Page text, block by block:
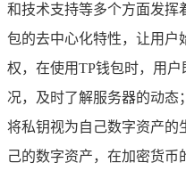
和技术支持等多个方面发挥
包的去中心化特性，让用户
权，在使用TP钱包时，用
况，及时了解服务器的动态
将私钥视为自己数字资产的
己的数字资产，在加密货币